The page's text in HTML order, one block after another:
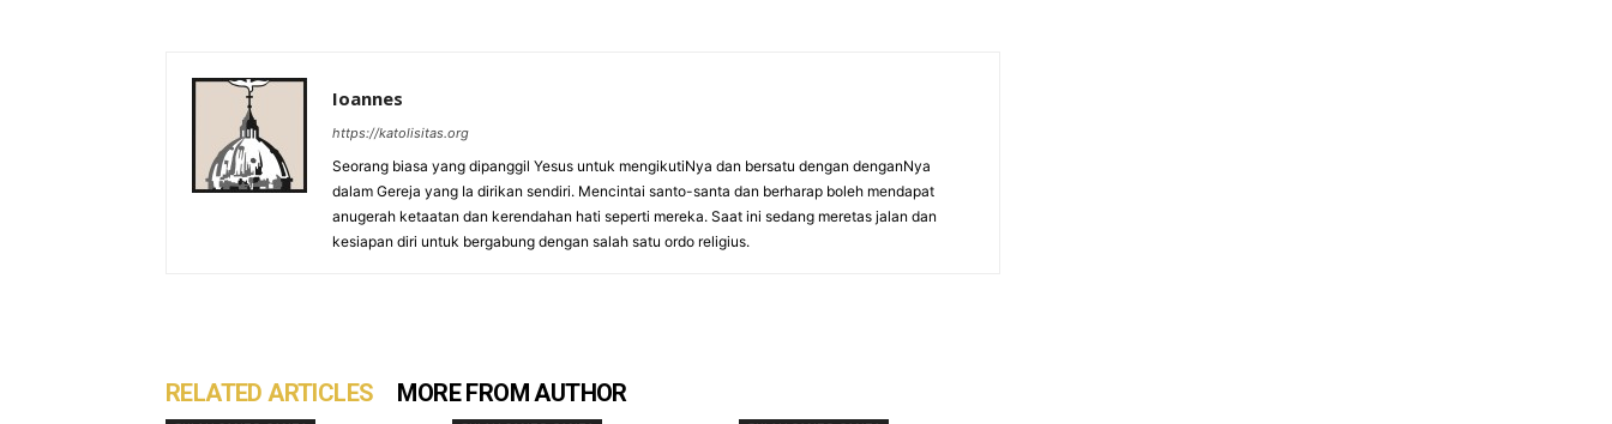
Ioannes
https://katolisitas.org
Seorang biasa yang dipanggil Yesus untuk mengikutiNya dan bersatu dengan denganNya
dalam Gereja yang Ia dirikan sendiri. Mencintai santo-santa dan berharap boleh mendapat
anugerah ketaatan dan kerendahan hati seperti mereka. Saat ini sedang meretas jalan dan
kesiapan diri untuk bergabung dengan salah satu ordo religius.
RELATED ARTICLES MORE FROM AUTHOR